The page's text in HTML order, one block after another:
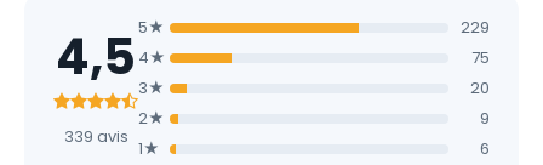
4,5
339 avis
5★
229
4★
75
3★
20
2★
9
1★
6